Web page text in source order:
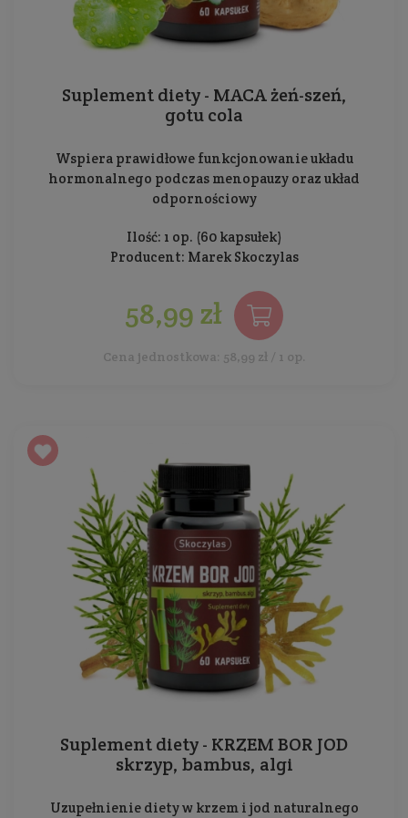
Suplement diety - MACA żeń-szeń,
gotu cola
Wspiera prawidłowe funkcjonowanie układu
hormonalnego podczas menopauzy oraz układ
odpornościowy
Ilość: 1 op. (60 kapsułek)
Producent: Marek Skoczylas
58,99 zł
Cena jednostkowa: 58,99 zł / 1 op.
Suplement diety - KRZEM BOR JOD
skrzyp, bambus, algi
Uzupełnienie diety w krzem i jod naturalnego